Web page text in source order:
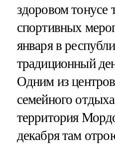
здоровом тонусе
спортивных
января в
традиционный
Одним из
семейного
территория
декабря там